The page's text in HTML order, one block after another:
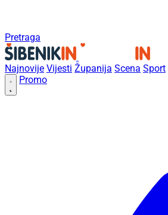
Pretraga
Najnovije Vijesti Županija Scena Sport
Promo